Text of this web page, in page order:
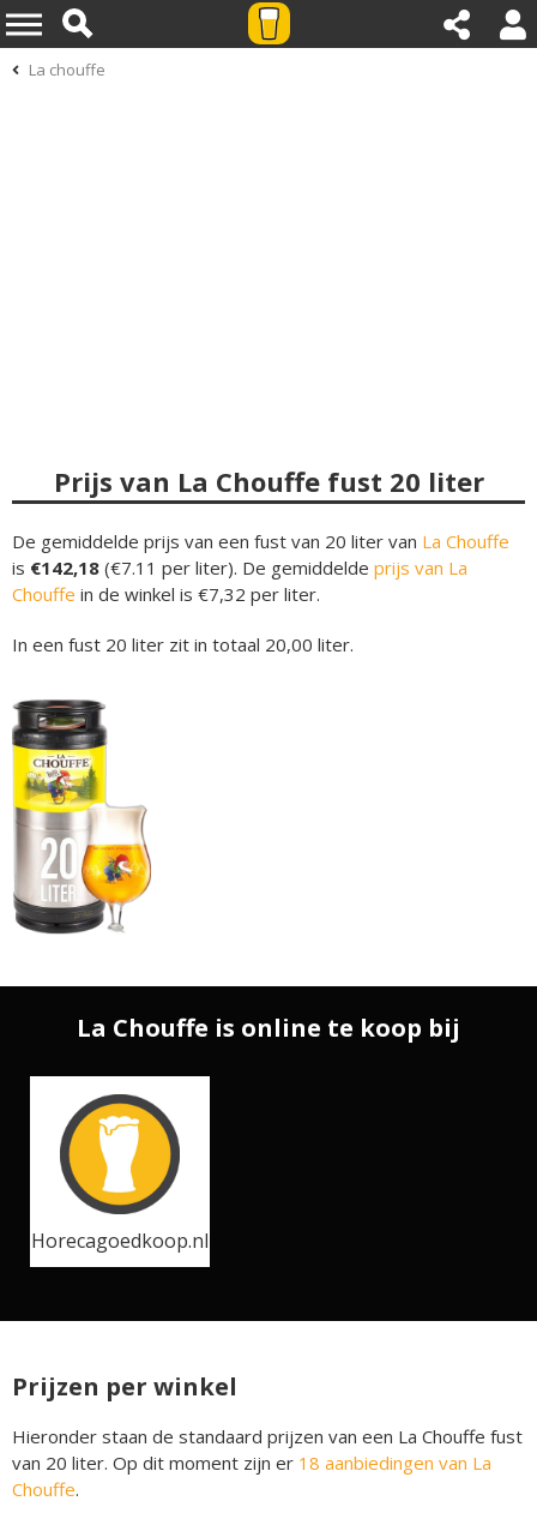
La chouffe
Prijs van La Chouffe fust 20 liter
De gemiddelde prijs van een fust van 20 liter van La Chouffe
is €142,18 (€7.11 per liter). De gemiddelde prijs van La
Chouffe in de winkel is €7,32 per liter.
In een fust 20 liter zit in totaal 20,00 liter.
La Chouffe is online te koop bij
Horecagoedkoop.nl
Prijzen per winkel
Hieronder staan de standaard prijzen van een La Chouffe fust
van 20 liter. Op dit moment zijn er 18 aanbiedingen van La
Chouffe.